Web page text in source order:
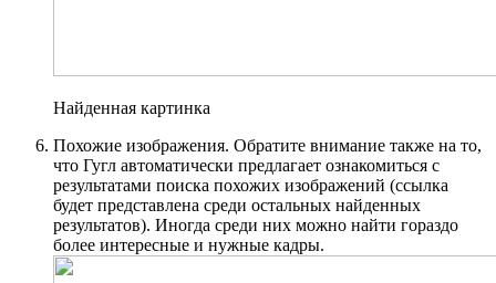
Найденная картинка
Похожие изображения. Обратите внимание также на то,
что Гугл автоматически предлагает ознакомиться с
результатами поиска похожих изображений (ссылка
будет представлена среди остальных найденных
результатов). Иногда среди них можно найти гораздо
более интересные и нужные кадры.